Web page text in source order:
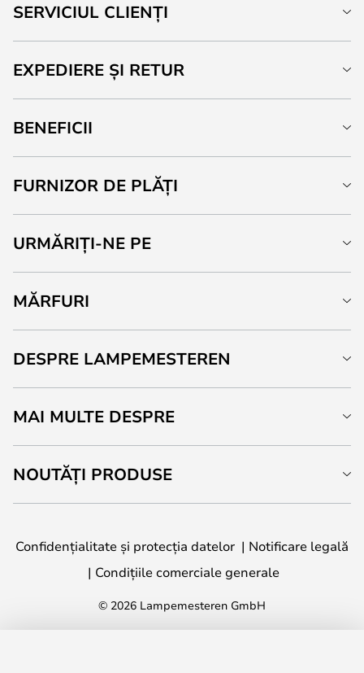
SERVICIUL CLIENȚI
EXPEDIERE ȘI RETUR
BENEFICII
FURNIZOR DE PLĂȚI
URMĂRIȚI-NE PE
MĂRFURI
DESPRE LAMPEMESTEREN
MAI MULTE DESPRE
NOUTĂȚI PRODUSE
Confidențialitate și protecția datelor
Notificare legală
Condițiile comerciale generale
© 2026 Lampemesteren GmbH